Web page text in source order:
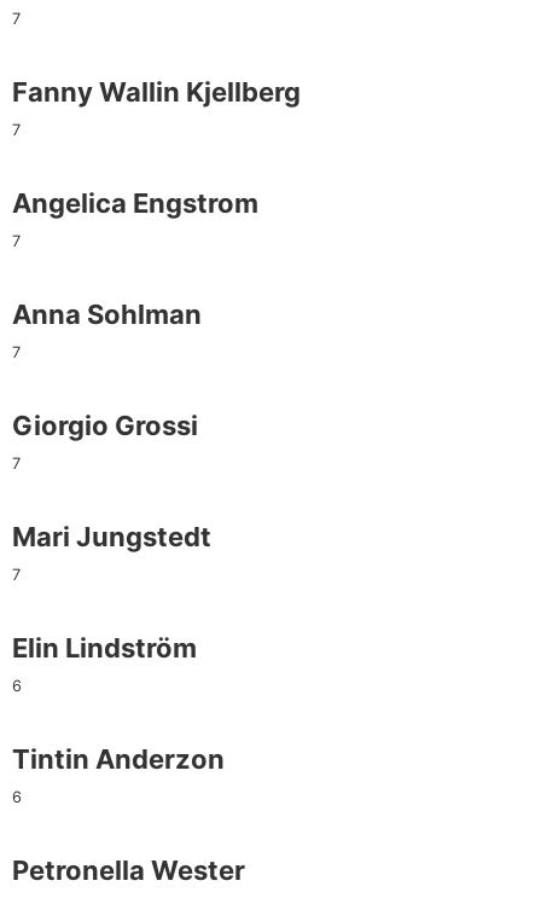
7
Fanny Wallin Kjellberg
7
Angelica Engstrom
7
Anna Sohlman
7
Giorgio Grossi
7
Mari Jungstedt
7
Elin Lindström
6
Tintin Anderzon
6
Petronella Wester